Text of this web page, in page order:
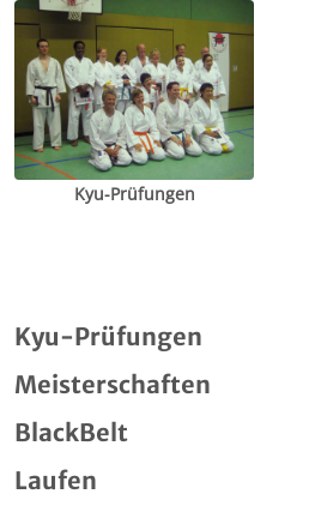
Kyu-Prüfungen
Kyu-Prüfungen
Meisterschaften
BlackBelt
Laufen